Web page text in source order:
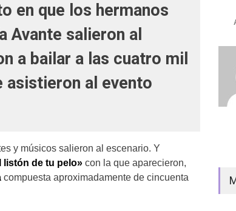
en que los hermanos
Avante salieron al
a bailar a las cuatro mil
asistieron al evento
y músicos salieron al escenario. Y
listón de tu pelo» con la que aparecieron,
compuesta aproximadamente de cincuenta